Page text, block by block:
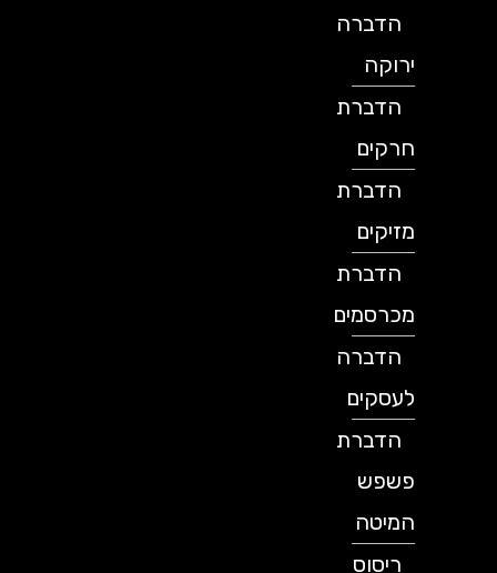
הדברה
ירוקה
הדברת
חרקים
הדברת
מזיקים
הדברת
מכרסמים
הדברה
לעסקים
הדברת
פשפש
המיטה
ריסוס